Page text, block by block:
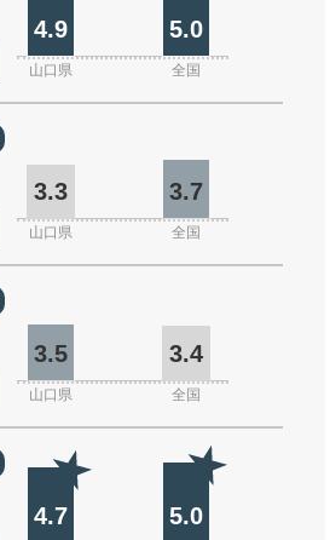
4.9 5.0
山口県 全国
3.3 3.7
山口県 全国
3.5 3.4
山口県 全国
4.7 5.0